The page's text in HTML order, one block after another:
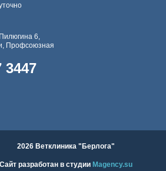
6,
Профсоюзная
3447
2026 Ветклиника "Берлога"
Сайт разработан в студии Magency.su